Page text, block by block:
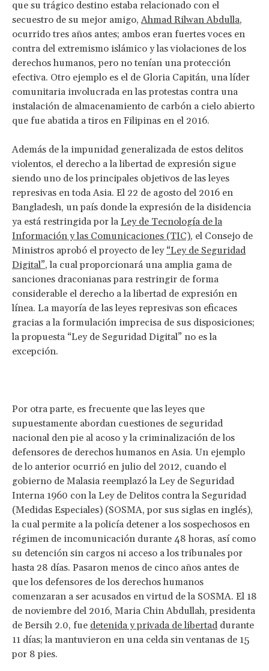
que su trágico destino estaba relacionado con el
secuestro de su mejor amigo,Ahmad Rilwan Abdulla,
ocurrido tres años antes; ambos eran fuertes voces en
contra del extremismo islámico y las violaciones de los
derechos humanos, pero no tenían una protección
efectiva. Otro ejemplo es el de Gloria Capitán, una líder
comunitaria involucrada en las protestas contra una
instalación de almacenamiento de carbón a cielo abierto
que fue abatida a tiros en Filipinas en el 2016.
Además de la impunidad generalizada de estos delitos
violentos, el derecho a la libertad de expresión sigue
siendo uno de los principales objetivos de las leyes
represivas en toda Asia. El 22 de agosto del 2016 en
Bangladesh, un país donde la expresión de la disidencia
ya está restringida por la Ley de Tecnología de la
Información y las Comunicaciones (TIC), el Consejo de
Ministros aprobó el proyecto de ley “Ley de Seguridad
Digital”, la cual proporcionará una amplia gama de
sanciones draconianas para restringir de forma
considerable el derecho a la libertad de expresión en
línea. La mayoría de las leyes represivas son eficaces
gracias a la formulación imprecisa de sus disposiciones;
la propuesta “Ley de Seguridad Digital” no es la
excepción.
Por otra parte, es frecuente que las leyes que
supuestamente abordan cuestiones de seguridad
nacional den pie al acoso y la criminalización de los
defensores de derechos humanos en Asia. Un ejemplo
de lo anterior ocurrió en julio del 2012, cuando el
gobierno de Malasia reemplazó la Ley de Seguridad
Interna 1960 con la Ley de Delitos contra la Seguridad
(Medidas Especiales) (SOSMA, por sus siglas en inglés),
la cual permite a la policía detener a los sospechosos en
régimen de incomunicación durante 48 horas, así como
su detención sin cargos ni acceso a los tribunales por
hasta 28 días. Pasaron menos de cinco años antes de
que los defensores de los derechos humanos
comenzaran a ser acusados en virtud de la SOSMA. El 18
de noviembre del 2016, Maria Chin Abdullah, presidenta
de Bersih 2.0, fue detenida y privada de libertad durante
11 días; la mantuvieron en una celda sin ventanas de 15
por 8 pies.